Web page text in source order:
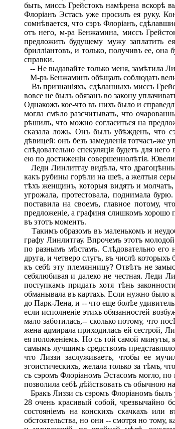
быть, миссъ Грейстокъ намѣрена вскорѣ
Флоріанъ Эстасъ уже просилъ ея руку.
сомнѣвается, что сэръ Флоріанъ,
отъ него, м-ра Бенжамина, миссъ
предложить будущему мужу заплатить
брилліантовъ, и только, получивъ ее, она
справки.
-- Не выдавайте только меня, замѣтила
М-ръ Бенжаминъ обѣщалъ соблюдать
Въ признаніяхъ, сдѣланныхъ миссъ
вовсе не былъ обязанъ во закону
Однакожъ кое-что въ нихъ было и
могла смѣло разсчитывать, что
рѣшилъ, что можно согласиться на
сказала ложь. Онъ былъ убѣжденъ, что
дѣвицей: онъ безъ замедленія тотчасъ-
слѣдовательно спекуляція будетъ для
ею по достиженіи совершеннолѣтія.
Леди Линлитгау видѣла, что
какъ рубины горѣли на шеѣ, а желтыя
тѣхъ женщинъ, которыя видятъ и
угрожала, протестовала, поднимала
поставила на своемъ, главное потому,
предложеніе, а графиня слишкомъ хорошо
въ этотъ моментъ.
Такимъ образомъ въ маленькомъ и
графу Линлитгау. Впрочемъ этотъ
по разнымъ мѣстамъ. Слѣдовательно его
друга, и четверо слугъ, въ числѣ
къ себѣ эту племянницу? Отвѣтъ не
себялюбивая и далеко не честная. Леди
поступкамъ придать хотя тѣнь
обманывала въ картахъ. Если нужно было
до Парк-Лена, и -- что еще болѣе
если исполненіе этихъ обязанностей
мало заботилась,-- сколько потому, что
жена адмирала приходилась ей сестрой,
ея положеніемъ. Но съ той самой минуты,
самымъ лучшимъ средствомъ
что Лиззи заслуживаетъ, чтобы ее
эгоистическихъ, желала только за тѣмъ,
съ сэромъ Флоріаномъ Эстасомъ могло, по
позволила себѣ дѣйствовать съ обычною
Бракъ Лиззи съ сэромъ Флоріаномъ
28 очень красивый собой, чрезвычайно
состояніемъ на конскихъ скачкахъ
обстоятельства, но они -- смотря но тому,